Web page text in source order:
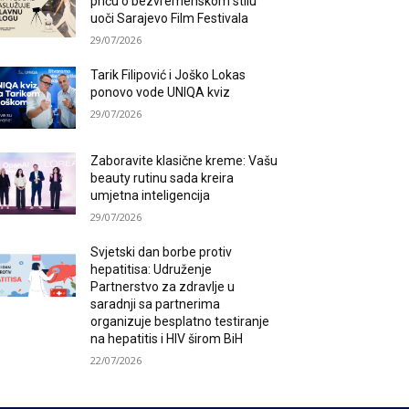
uoči Sarajevo Film Festivala
29/07/2026
Tarik Filipović i Joško Lokas
ponovo vode UNIQA kviz
29/07/2026
Zaboravite klasične kreme: Vašu
beauty rutinu sada kreira
umjetna inteligencija
29/07/2026
Svjetski dan borbe protiv
hepatitisa: Udruženje
Partnerstvo za zdravlje u
saradnji sa partnerima
organizuje besplatno testiranje
na hepatitis i HIV širom BiH
22/07/2026